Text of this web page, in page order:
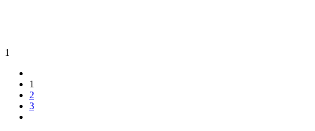
1
1
2
3